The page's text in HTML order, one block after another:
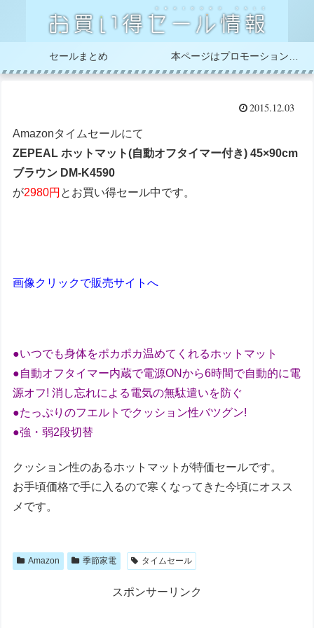
セールまとめ
2015.12.03
Amazonタイムセールにて
ZEPEAL ホットマット(自動オフタイマー付き) 45×90cm
ブラウン DM-K4590
が2980円 とお買い得セール中です。
画像クリックで販売サイトへ
●いつでも身体をポカポカ温めてくれるホットマット
●自動オフタイマー内蔵で電源ONから6時間で自動的に電
源オフ! 消し忘れによる電気の無駄遣いを防ぐ
●たっぷりのフエルトでクッション性バツグン!
●強・弱2段切替
クッション性のあるホットマットが特価セールです。
お手頃価格で手に入るので寒くなってきた今頃にオスス
メです。
Amazon 季節家電 タイムセール
スポンサーリンク